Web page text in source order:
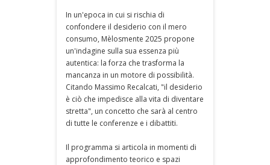
In un'epoca in cui si rischia di
confondere il desiderio con il mero
consumo, Mèlosmente 2025 propone
un'indagine sulla sua essenza più
autentica: la forza che trasforma la
mancanza in un motore di possibilità.
Citando Massimo Recalcati, "il desiderio
è ciò che impedisce alla vita di diventare
stretta", un concetto che sarà al centro
di tutte le conferenze e i dibattiti.
Il programma si articola in momenti di
approfondimento teorico e spazi